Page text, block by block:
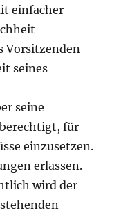
einfacher
Vorsitzenden
seines
seine
für
einzusetzen.
erlassen.
wird der